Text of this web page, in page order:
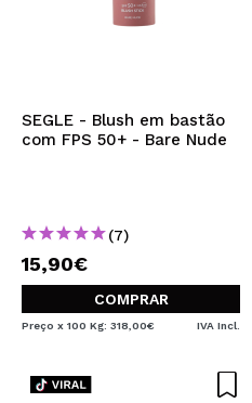
SEGLE - Blush em bastão
com FPS 50+ - Bare Nude
(7)
15,90€
COMPRAR
Preço x 100 Kg: 318,00€ IVA Incl.